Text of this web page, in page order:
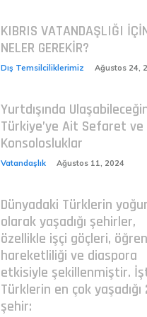
KIBRIS VATANDAŞLIĞI
NELER GEREKİR?
Dış Temsilciliklerimiz Ağustos 24,
Yurtdışında
Türkiye’ye Ait Sefaret ve
Konsolosluklar
Vatandaşlık Ağustos 11, 2024
Dünyadaki Türklerin
olarak yaşadığı şehirler,
özellikle işçi göçleri,
hareketliliği ve diaspora
etkisiyle şekillenmiştir.
Türklerin en çok yaşadığı
şehir: